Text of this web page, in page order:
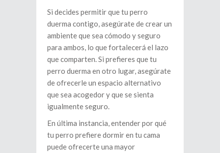
Si decides permitir que tu perro
duerma contigo, asegúrate de crear un
ambiente que sea cómodo y seguro
para ambos, lo que fortalecerá el lazo
que comparten. Si prefieres que tu
perro duerma en otro lugar, asegúrate
de ofrecerle un espacio alternativo
que sea acogedor y que se sienta
igualmente seguro.
En última instancia, entender por qué
tu perro prefiere dormir en tu cama
puede ofrecerte una mayor